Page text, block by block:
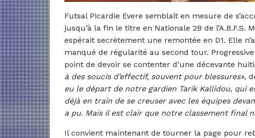
Futsal Picardie Evere semblait en mesure de
jusqu’à la fin le titre en Nationale 2B de l’A.B.F.S.
espérait secrètement une remontée en D1. Elle
manqué de régularité au second tour.
point de devoir se contenter d’une décevante
à des soucis d’effectif, souvent pour blessures»,
eu le départ de notre gardien Tarik Kallidou, qui
déjà en train de se creuser avec les équipes
a pu. Mais il est clair que notre classement final
Il convient maintenant de tourner la page pour